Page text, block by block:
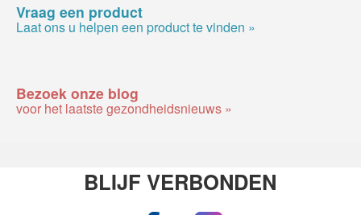
Vraag een product
Laat ons u helpen een product te vinden »
Bezoek onze blog
voor het laatste gezondheidsnieuws »
BLIJF VERBONDEN